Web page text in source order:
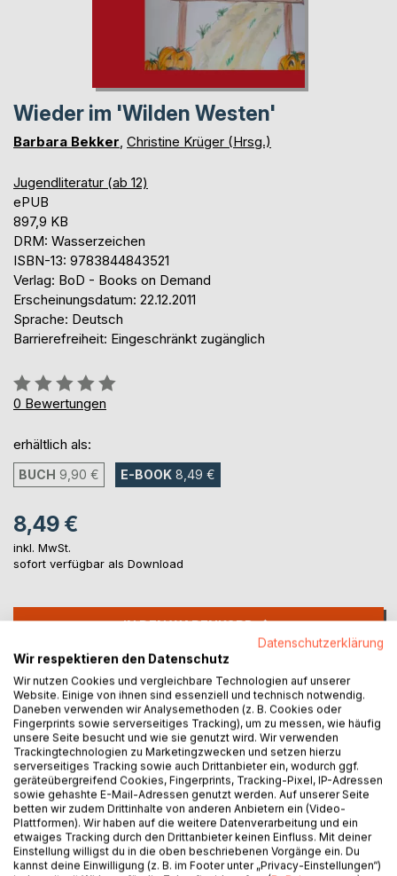
Wieder im 'Wilden Westen'
Barbara Bekker Christine Krüger (Hrsg.)
Jugendliteratur (ab 12)
ePUB
897,9 KB
DRM: Wasserzeichen
ISBN-13: 9783844843521
Verlag: BoD - Books on Demand
Erscheinungsdatum: 22.12.2011
Sprache: Deutsch
Barrierefreiheit: Eingeschränkt zugänglich
Bewertung::
0%
0 Bewertungen
erhältlich als:
BUCH 9,90 € E-BOOK 8,49 €
8,49 €
inkl. MwSt.
sofort verfügbar als Download
IN DEN WARENKORB
Auf die Merkliste
Titel bewerten
BESCHREIBUNG
Datenschutzerklärung
Wir respektieren den Datenschutz
Wir nutzen Cookies und vergleichbare Technologien auf unserer
Website. Einige von ihnen sind essenziell und technisch notwendig.
Daneben verwenden wir Analysemethoden (z. B. Cookies oder
Fingerprints sowie serverseitiges Tracking), um zu messen, wie häufig
unsere Seite besucht und wie sie genutzt wird. Wir verwenden
Trackingtechnologien zu Marketingzwecken und setzen hierzu
serverseitiges Tracking sowie auch Drittanbieter ein, wodurch ggf.
geräteübergreifend Cookies, Fingerprints, Tracking-Pixel, IP-Adressen
sowie gehashte E-Mail-Adressen genutzt werden. Auf unserer Seite
betten wir zudem Drittinhalte von anderen Anbietern ein (Video-
Plattformen). Wir haben auf die weitere Datenverarbeitung und ein
etwaiges Tracking durch den Drittanbieter keinen Einfluss. Mit deiner
Einstellung willigst du in die oben beschriebenen Vorgänge ein. Du
kannst deine Einwilligung (z. B. im Footer unter „Privacy-Einstellungen“)